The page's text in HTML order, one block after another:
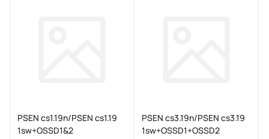
PSEN cs1.19n/PSEN cs1.19
1sw+OSSD1&2
PSEN cs3.19n/PSEN cs3.19
1sw+OSSD1+OSSD2